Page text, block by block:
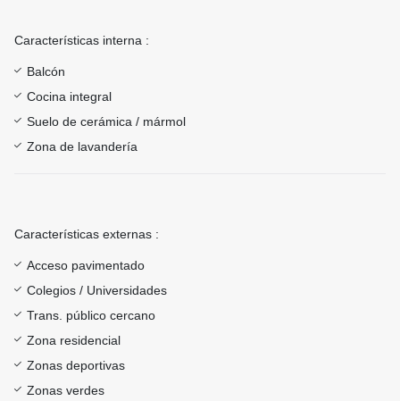
Características interna :
Balcón
Cocina integral
Suelo de cerámica / mármol
Zona de lavandería
Características externas :
Acceso pavimentado
Colegios / Universidades
Trans. público cercano
Zona residencial
Zonas deportivas
Zonas verdes